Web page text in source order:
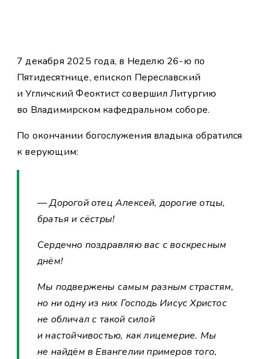
7 декабря 2025 года, в Неделю 26-ю по
Пятидесятнице, епископ Переславский
и Угличский Феоктист совершил Литургию
во Владимирском кафедральном соборе.
По окончании богослужения владыка обратился
к верующим:
— Дорогой отец Алексей, дорогие отцы,
братья и сёстры!
Сердечно поздравляю вас с воскресным
днём!
Мы подвержены самым разным страстям,
но ни одну из них Господь Иисус Христос
не обличал с такой силой
и настойчивостью, как лицемерие. Мы
не найдём в Евангелии примеров того,